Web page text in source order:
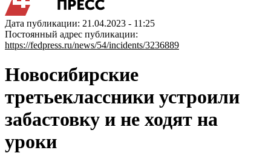
Дата публикации: 21.04.2023 - 11:25
Постоянный адрес публикации:
https://fedpress.ru/news/54/incidents/3236889
Новосибирские
третьеклассники устроили
забастовку и не ходят на
уроки